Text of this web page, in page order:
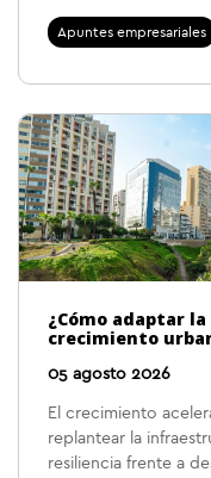
Apuntes empresariales
¿Cómo adaptar
crecimiento
05 agosto 2026
El crecimiento
replantear la
resiliencia frente a